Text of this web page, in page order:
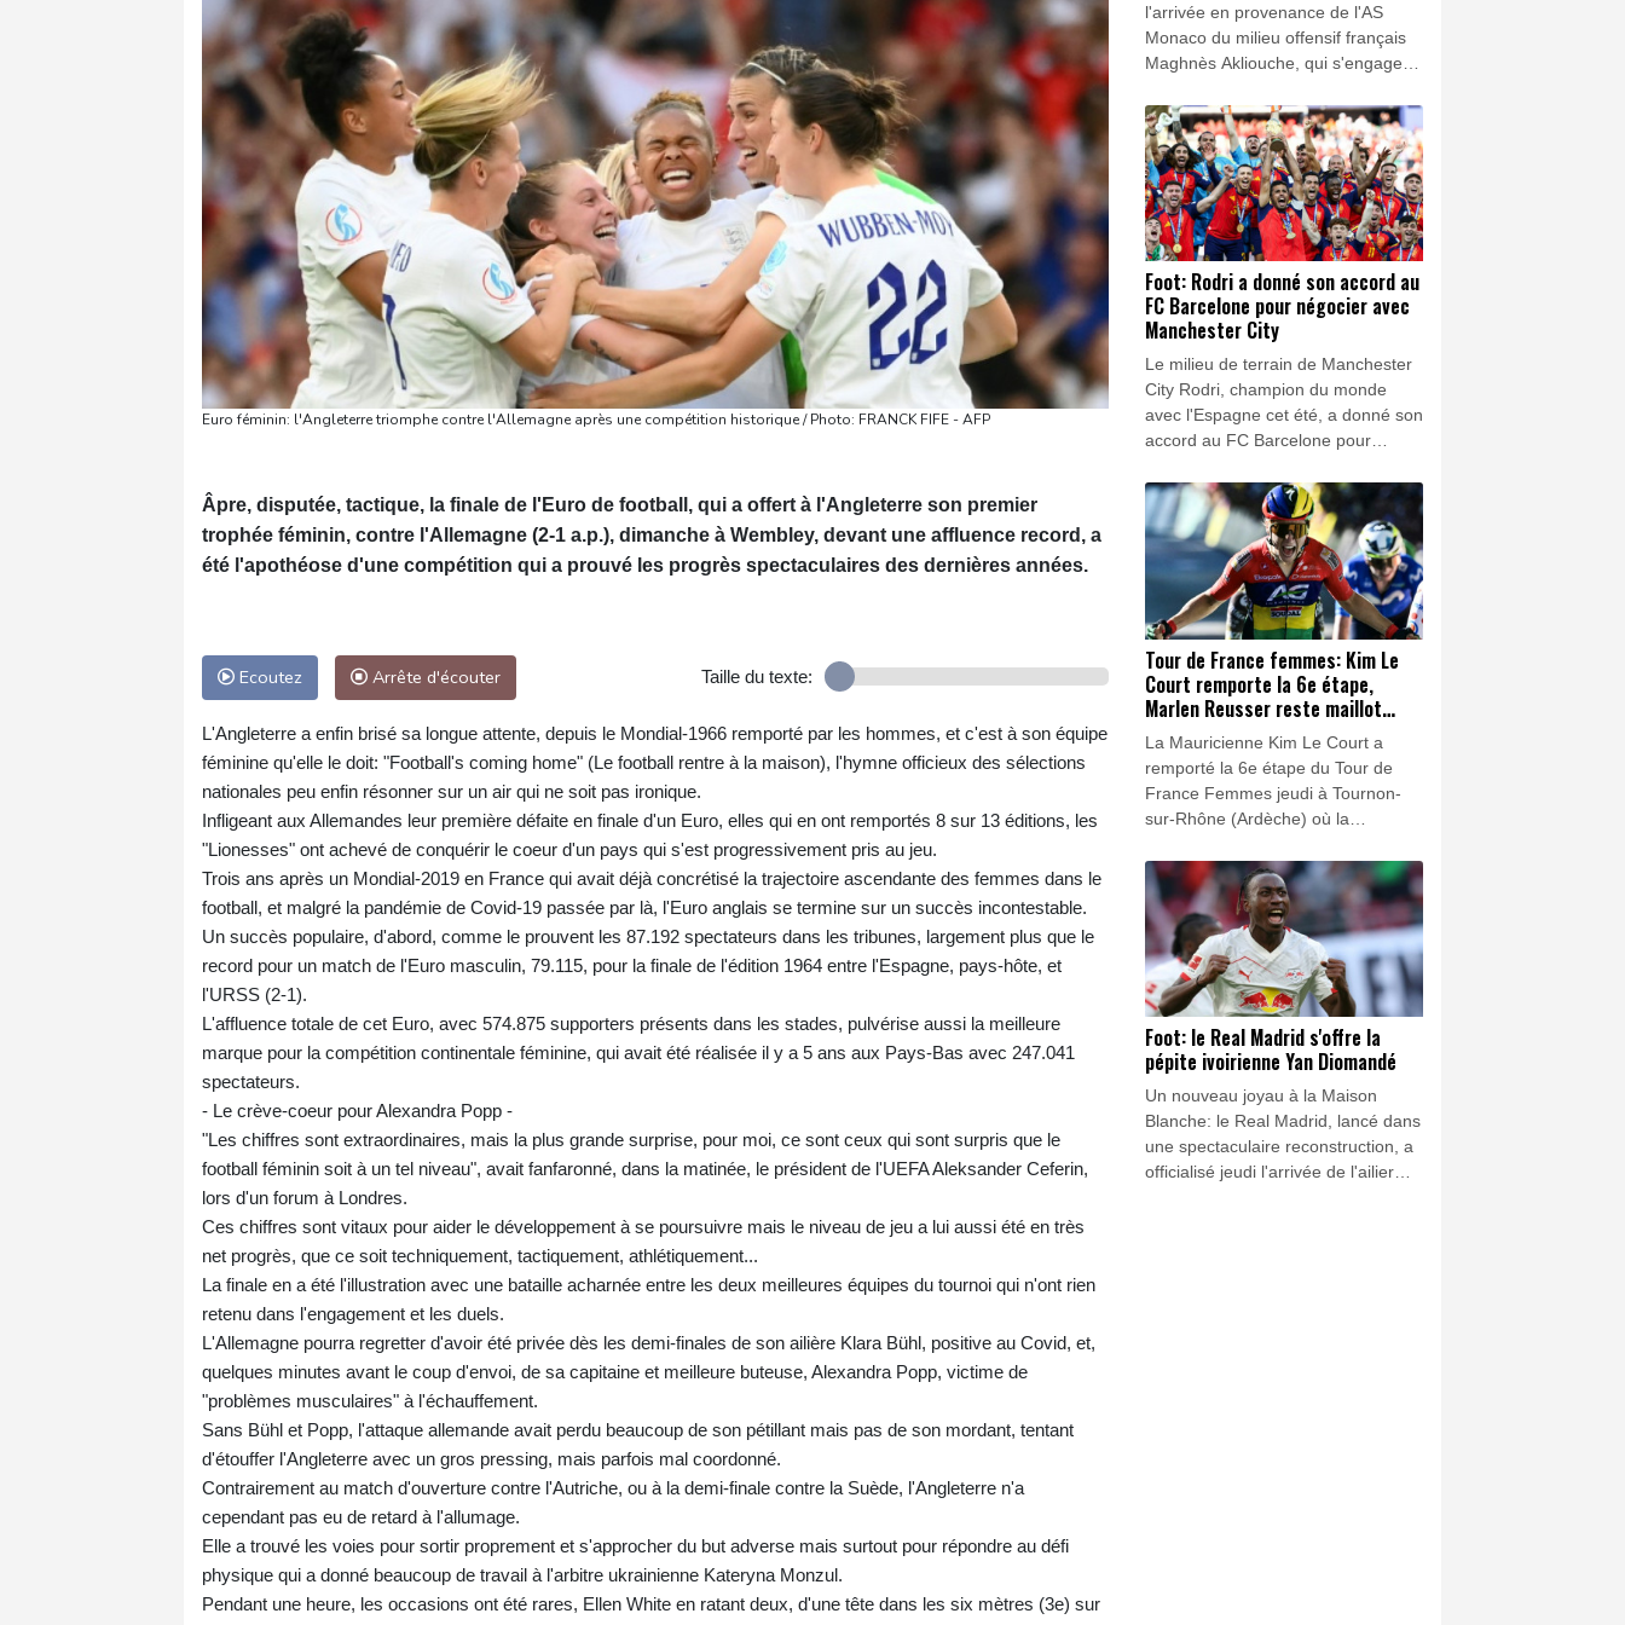
Euro féminin: l'Angleterre triomphe contre l'Allemagne après une compétition historique / Photo: FRANCK FIFE - AFP
Âpre, disputée, tactique, la finale de l'Euro de football, qui a offert à l'Angleterre son premier
trophée féminin, contre l'Allemagne (2-1 a.p.), dimanche à Wembley, devant une affluence record, a
été l'apothéose d'une compétition qui a prouvé les progrès spectaculaires des dernières années.
Ecoutez Arrête d'écouter Taille du texte:
L'Angleterre a enfin brisé sa longue attente, depuis le Mondial-1966 remporté par les hommes, et c'est à son équipe
féminine qu'elle le doit: "Football's coming home" (Le football rentre à la maison), l'hymne officieux des sélections
nationales peu enfin résonner sur un air qui ne soit pas ironique.
Infligeant aux Allemandes leur première défaite en finale d'un Euro, elles qui en ont remportés 8 sur 13 éditions, les
"Lionesses" ont achevé de conquérir le coeur d'un pays qui s'est progressivement pris au jeu.
Trois ans après un Mondial-2019 en France qui avait déjà concrétisé la trajectoire ascendante des femmes dans le
football, et malgré la pandémie de Covid-19 passée par là, l'Euro anglais se termine sur un succès incontestable.
Un succès populaire, d'abord, comme le prouvent les 87.192 spectateurs dans les tribunes, largement plus que le
record pour un match de l'Euro masculin, 79.115, pour la finale de l'édition 1964 entre l'Espagne, pays-hôte, et
l'URSS (2-1).
L'affluence totale de cet Euro, avec 574.875 supporters présents dans les stades, pulvérise aussi la meilleure
marque pour la compétition continentale féminine, qui avait été réalisée il y a 5 ans aux Pays-Bas avec 247.041
spectateurs.
- Le crève-coeur pour Alexandra Popp -
"Les chiffres sont extraordinaires, mais la plus grande surprise, pour moi, ce sont ceux qui sont surpris que le
football féminin soit à un tel niveau", avait fanfaronné, dans la matinée, le président de l'UEFA Aleksander Ceferin,
lors d'un forum à Londres.
Ces chiffres sont vitaux pour aider le développement à se poursuivre mais le niveau de jeu a lui aussi été en très
net progrès, que ce soit techniquement, tactiquement, athlétiquement...
La finale en a été l'illustration avec une bataille acharnée entre les deux meilleures équipes du tournoi qui n'ont rien
retenu dans l'engagement et les duels.
L'Allemagne pourra regretter d'avoir été privée dès les demi-finales de son ailière Klara Bühl, positive au Covid, et,
quelques minutes avant le coup d'envoi, de sa capitaine et meilleure buteuse, Alexandra Popp, victime de
"problèmes musculaires" à l'échauffement.
Sans Bühl et Popp, l'attaque allemande avait perdu beaucoup de son pétillant mais pas de son mordant, tentant
d'étouffer l'Angleterre avec un gros pressing, mais parfois mal coordonné.
Contrairement au match d'ouverture contre l'Autriche, ou à la demi-finale contre la Suède, l'Angleterre n'a
cependant pas eu de retard à l'allumage.
Elle a trouvé les voies pour sortir proprement et s'approcher du but adverse mais surtout pour répondre au défi
physique qui a donné beaucoup de travail à l'arbitre ukrainienne Kateryna Monzul.
Pendant une heure, les occasions ont été rares, Ellen White en ratant deux, d'une tête dans les six mètres (3e) sur
l'arrivée en provenance de l'AS
Monaco du milieu offensif français
Maghnès Akliouche, qui s'engage
2031.
Foot: Rodri a donné son accord au
FC Barcelone pour négocier avec
Manchester City
Le milieu de terrain de Manchester
City Rodri, champion du monde
avec l'Espagne cet été, a donné son
accord au FC Barcelone pour
affirmé jeudi à l'AFP une source au
sein du club catalan.
Tour de France femmes: Kim Le
Court remporte la 6e étape,
Marlen Reusser reste maillot
jaune
La Mauricienne Kim Le Court a
remporté la 6e étape du Tour de
France Femmes jeudi à Tournon-
sur-Rhône (Ardèche) où la
conservé le maillot jaune à la veille
de l'étape reine menant vendredi au
sommet du Mont Ventoux.
Foot: le Real Madrid s'offre la
pépite ivoirienne Yan Diomandé
Un nouveau joyau à la Maison
Blanche: le Real Madrid, lancé dans
une spectaculaire reconstruction, a
officialisé jeudi l'arrivée de l'ailier